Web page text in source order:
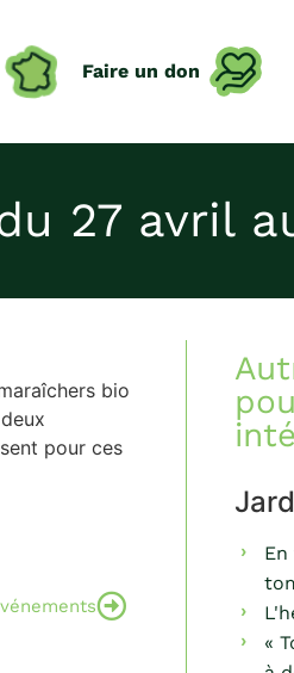
Faire un don
27 avril
bio
pour ces
«